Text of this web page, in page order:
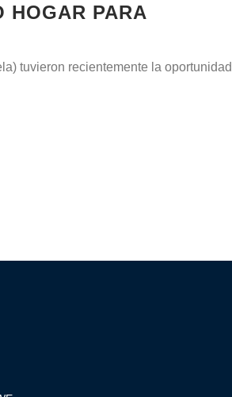
HOGAR PARA
tuvieron recientemente la